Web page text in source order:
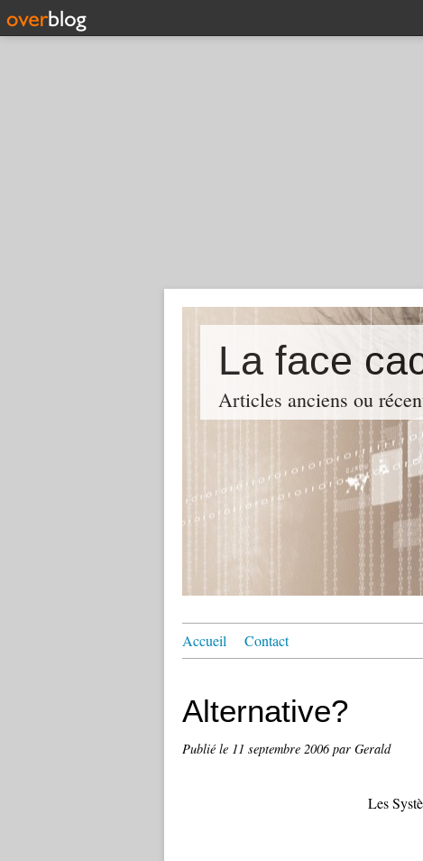
La face
Articles anciens ou
Accueil Contact
Alternative?
Publié le 11 septembre 2006par Gerald
Les